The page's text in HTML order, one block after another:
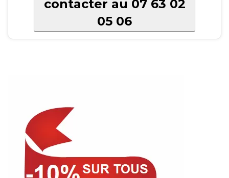
contacter au 07 63 02
05 06